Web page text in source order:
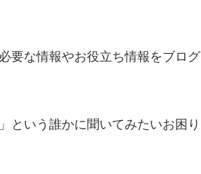
要な情報やお役立ち情報をブログ
という誰かに聞いてみたいお困り